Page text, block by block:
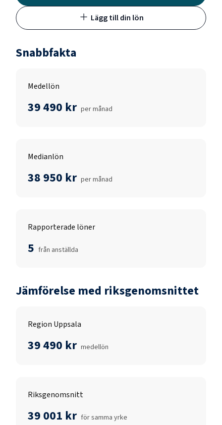
Lägg till din lön
Snabbfakta
Medellön
39 490 kr per månad
Medianlön
38 950 kr per månad
Rapporterade löner
5 från anställda
Jämförelse med riksgenomsnittet
Region Uppsala
39 490 kr medellön
Riksgenomsnitt
39 001 kr för samma yrke